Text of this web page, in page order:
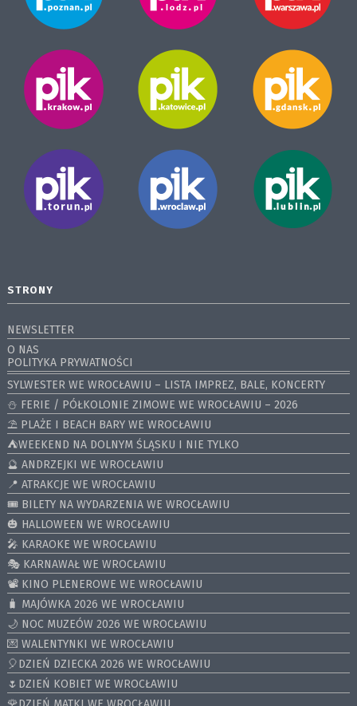
STRONY
NEWSLETTER
O NAS
POLITYKA PRYWATNOŚCI
SYLWESTER WE WROCŁAWIU – LISTA IMPREZ, BALE, KONCERTY
⛄️ FERIE / PÓŁKOLONIE ZIMOWE WE WROCŁAWIU – 2026
⛱️ PLAŻE I BEACH BARY WE WROCŁAWIU
⛺️WEEKEND NA DOLNYM ŚLĄSKU I NIE TYLKO
🔮 ANDRZEJKI WE WROCŁAWIU
📍 ATRAKCJE WE WROCŁAWIU
🎟️ BILETY NA WYDARZENIA WE WROCŁAWIU
🎃 HALLOWEEN WE WROCŁAWIU
🎤 KARAOKE WE WROCŁAWIU
🎭 KARNAWAŁ WE WROCŁAWIU
📽️ KINO PLENEROWE WE WROCŁAWIU
🧳 MAJÓWKA 2026 WE WROCŁAWIU
🌙 NOC MUZEÓW 2026 WE WROCŁAWIU
💌 WALENTYNKI WE WROCŁAWIU
🎈DZIEŃ DZIECKA 2026 WE WROCŁAWIU
🌷DZIEŃ KOBIET WE WROCŁAWIU